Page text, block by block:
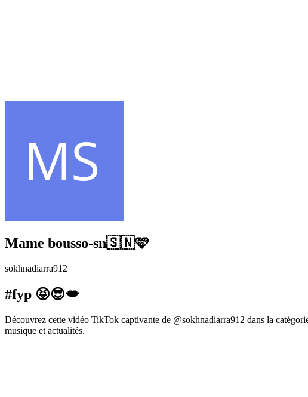
Mame bousso-sn🇸🇳🩷
sokhnadiarra912
#fyp 😝😎💋
Découvrez cette vidéo TikTok captivante de @sokhnadiarra912 dans la
musique et actualités.